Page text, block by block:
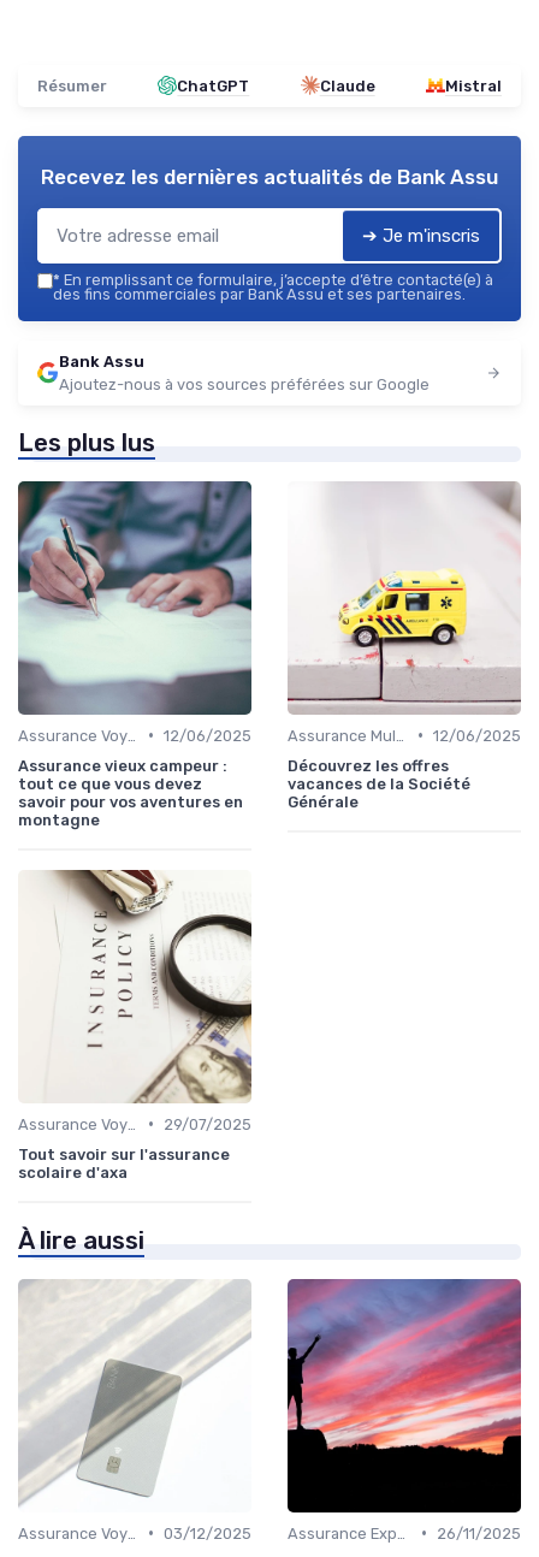
Résumer ChatGPT Claude Mistral
Recevez les dernières actualités de Bank Assu
➔ Je m'inscris
* En remplissant ce formulaire, j’accepte d’être contacté(e) à
des fins commerciales par Bank Assu et ses partenaires.
Bank Assu
Ajoutez-nous à vos sources préférées sur Google
Les plus lus
• 12/06/2025
Assurance vieux campeur :
tout ce que vous devez
savoir pour vos aventures en
montagne
• 12/06/2025
Découvrez les offres
vacances de la Société
Générale
•
29/07/2025
Tout savoir sur l'assurance
scolaire d'axa
À lire aussi
• 03/12/2025
•
26/11/2025